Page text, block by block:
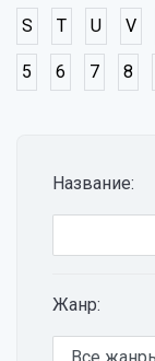
Название:
Жанр:
S T U V
5 6 7 8